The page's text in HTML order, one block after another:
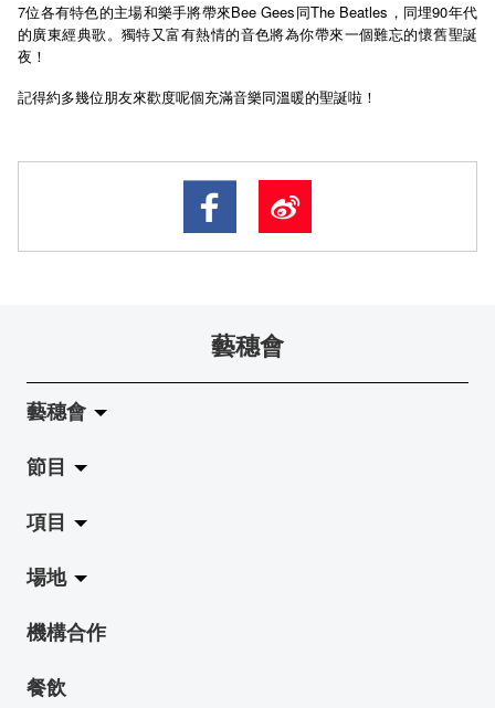
7位各有特色的主場和樂手將帶來Bee Gees同The Beatles，同埋90年代
的廣東經典歌。獨特又富有熱情的音色將為你帶來一個難忘的懷舊聖誕
夜！
記得約多幾位朋友來歡度呢個充滿音樂同溫暖的聖誕啦！
藝穗會
藝穗會
關於藝穗會
藝穗會的演化
使命與宗旨
藝穗會架構
檔案庫
節目
拉闊
展覽
演出
活動
項目
Jazz-Go-Central, Jazz-Go-Fringe
LPL
2015-16 藝術場地資助計劃
場地
陳麗玲畫廊
奶庫
機構合作
餐飲